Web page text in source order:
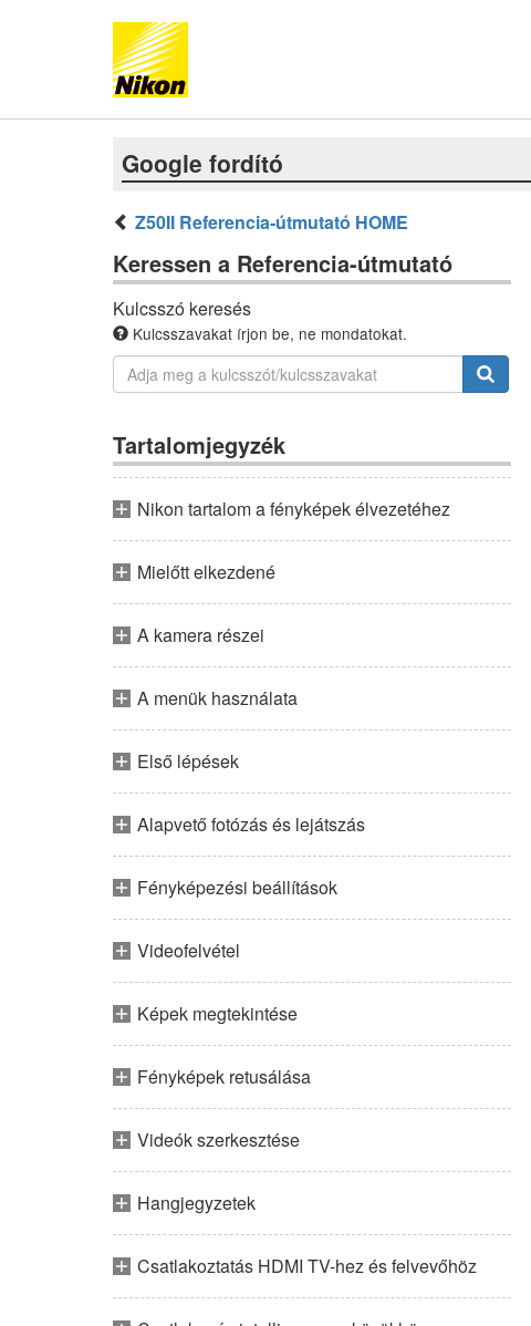
Google fordító
Z50II Referencia-útmutató HOME
Keressen a Referencia-útmutató
Kulcsszó keresés
Kulcsszavakat írjon be, ne mondatokat.
Tartalomjegyzék
Nikon tartalom a fényképek élvezetéhez
Mielőtt elkezdené
A kamera részei
A menük használata
Első lépések
Alapvető fotózás és lejátszás
Fényképezési beállítások
Videofelvétel
Képek megtekintése
Fényképek retusálása
Videók szerkesztése
Hangjegyzetek
Csatlakoztatás HDMI TV-hez és felvevőhöz